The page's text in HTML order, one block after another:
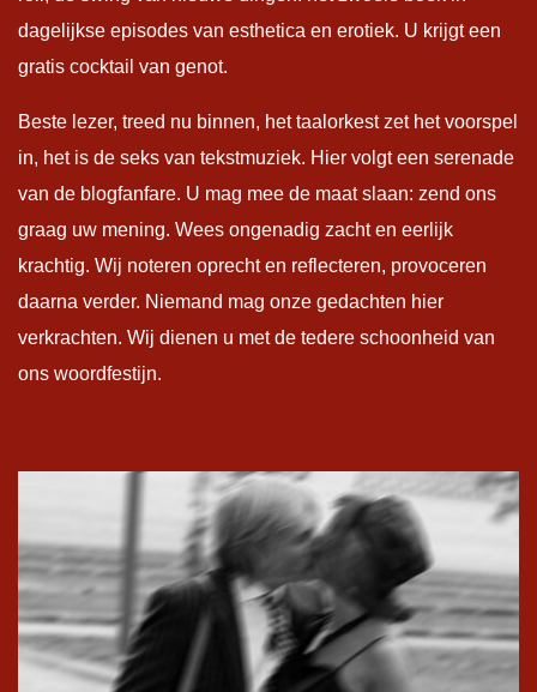
dagelijkse episodes van esthetica en erotiek. U krijgt een
gratis cocktail van genot.
Beste lezer, treed nu binnen, het taalorkest zet het voorspel
in, het is de seks van tekstmuziek. Hier volgt een serenade
van de blogfanfare. U mag mee de maat slaan: zend ons
graag uw mening. Wees ongenadig zacht en eerlijk
krachtig. Wij noteren oprecht en reflecteren, provoceren
daarna verder. Niemand mag onze gedachten hier
verkrachten. Wij dienen u met de tedere schoonheid van
ons woordfestijn.